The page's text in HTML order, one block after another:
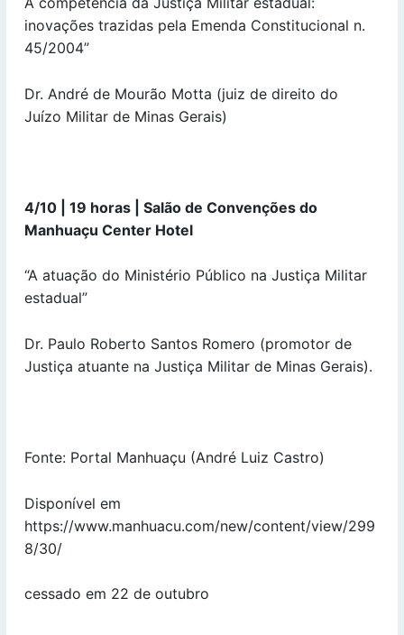
inovações trazidas pela Emenda Constitucional n.
45/2004”
Dr. André de Mourão Motta (juiz de direito do
Juízo Militar de Minas Gerais)
4/10 | 19 horas | Salão de Convenções do
Manhuaçu Center Hotel
“A atuação do Ministério Público na Justiça Militar
estadual”
Dr. Paulo Roberto Santos Romero (promotor de
Justiça atuante na Justiça Militar de Minas Gerais).
Fonte: Portal Manhuaçu (André Luiz Castro)
Disponível em
https://www.manhuacu.com/new/content/view/299
8/30/
cessado em 22 de outubro